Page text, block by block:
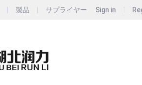
製品 サプライヤー Sign in